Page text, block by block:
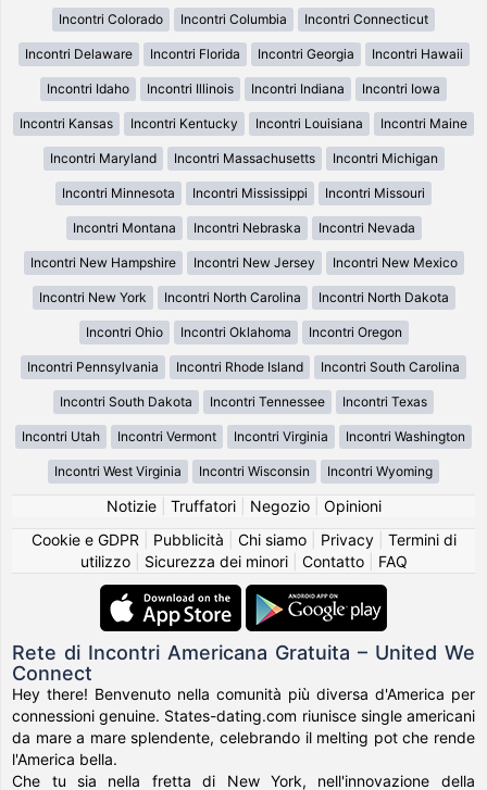
Incontri Colorado Incontri Columbia Incontri Connecticut
Incontri Delaware Incontri Florida Incontri Georgia Incontri Hawaii
Incontri Idaho Incontri Illinois Incontri Indiana Incontri Iowa
Incontri Kansas Incontri Kentucky Incontri Louisiana Incontri Maine
Incontri Maryland Incontri Massachusetts Incontri Michigan
Incontri Minnesota Incontri Mississippi Incontri Missouri
Incontri Montana Incontri Nebraska Incontri Nevada
Incontri New Hampshire Incontri New Jersey Incontri New Mexico
Incontri New York Incontri North Carolina Incontri North Dakota
Incontri Ohio Incontri Oklahoma Incontri Oregon
Incontri Pennsylvania Incontri Rhode Island Incontri South Carolina
Incontri South Dakota Incontri Tennessee Incontri Texas
Incontri Utah Incontri Vermont Incontri Virginia Incontri Washington
Incontri West Virginia Incontri Wisconsin Incontri Wyoming
Notizie| Truffatori| Negozio| Opinioni
Cookie e GDPR
Pubblicità Chi siamo| Privacy| Termini di
utilizzo| Sicurezza dei minori| Contatto| FAQ
Rete di Incontri Americana Gratuita – United We
Connect
Hey there! Benvenuto nella comunità più diversa d'America per
connessioni genuine. States-dating.com riunisce single americani
da mare a mare splendente, celebrando il melting pot che rende
l'America bella.
Che tu sia nella fretta di New York, nell'innovazione della